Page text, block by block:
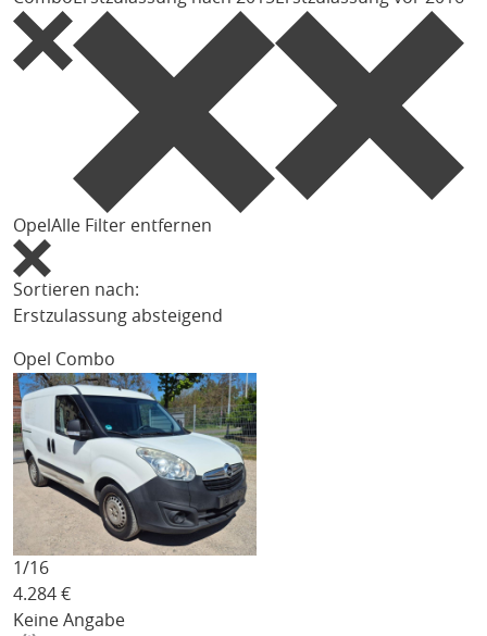
OpelAlle Filter entfernen
Sortieren nach:
Erstzulassung absteigend
Opel Combo
1/16
4.284 €
Keine Angabe